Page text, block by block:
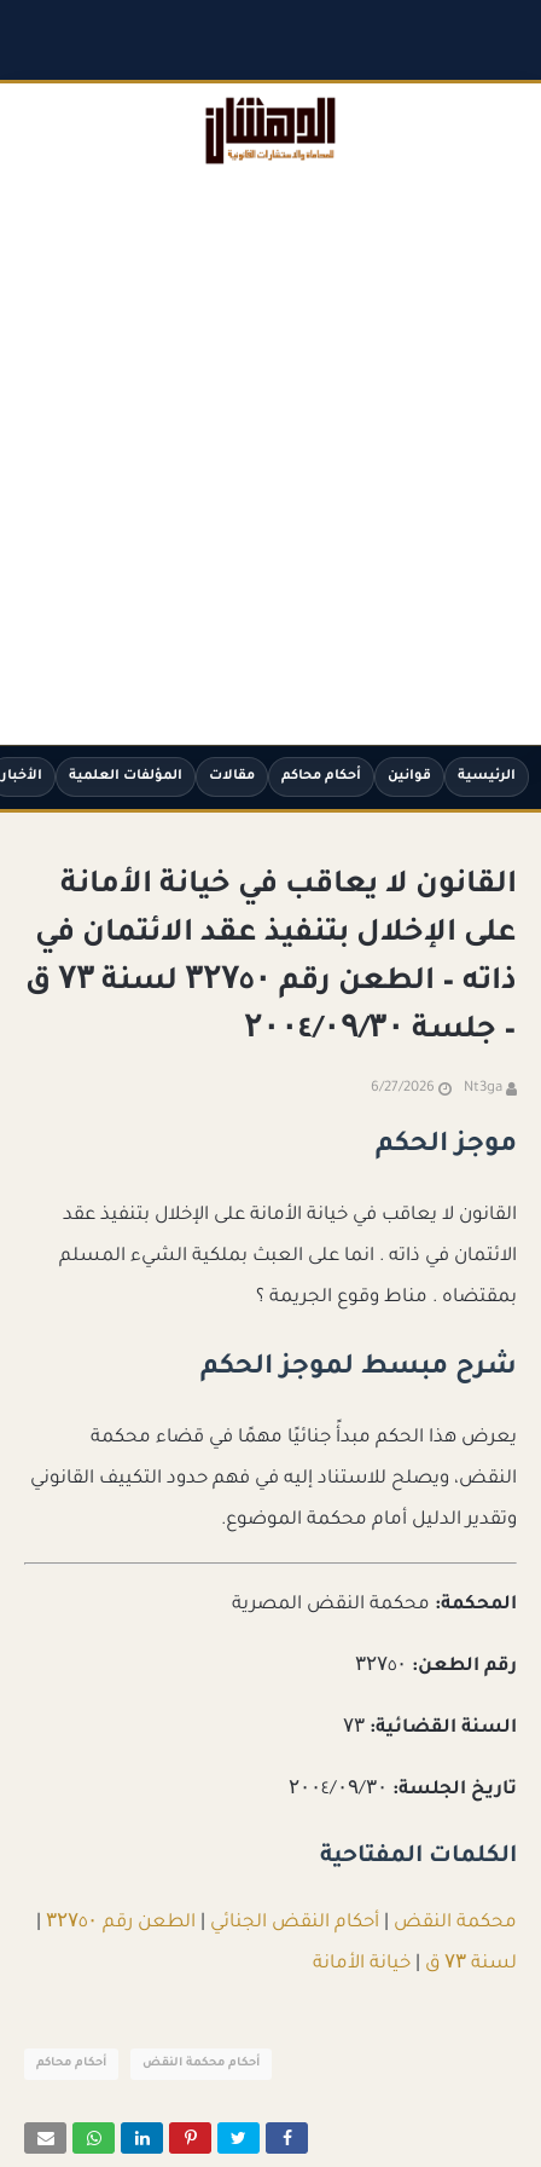
الرئيسية قوانين أحكام محاكم مقالات المؤلفات العلمية الأخبار
القانون لا يعاقب في خيانة الأمانة
على الإخلال بتنفيذ عقد الائتمان في
ذاته – الطعن رقم ۳۲۷٥۰ لسنة ۷۳ ق
– جلسة ۲۰۰٤/۰۹/۳۰
Nt3ga
6/27/2026
موجز الحكم
القانون لا يعاقب في خيانة الأمانة على الإخلال بتنفيذ عقد
الائتمان في ذاته . انما على العبث بملكية الشيء المسلم
بمقتضاه . مناط وقوع الجريمة ؟
شرح مبسط لموجز الحكم
يعرض هذا الحكم مبدأً جنائيًا مهمًا في قضاء محكمة
النقض، ويصلح للاستناد إليه في فهم حدود التكييف القانوني
وتقدير الدليل أمام محكمة الموضوع.
المحكمة: محكمة النقض المصرية
رقم الطعن:
السنة القضائية:
تاريخ الجلسة:
الكلمات المفتاحية
محكمة النقض أحكام النقض الجنائي الطعن رقم ۳۲۷٥۰
لسنة ۷۳ ق
خيانة الأمانة
أحكام محاكم أحكام محكمة النقض